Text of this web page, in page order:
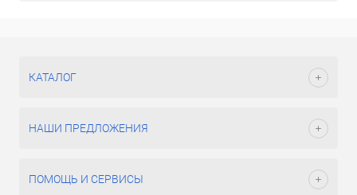
КАТАЛОГ
НАШИ ПРЕДЛОЖЕНИЯ
ПОМОЩЬ И СЕРВИСЫ